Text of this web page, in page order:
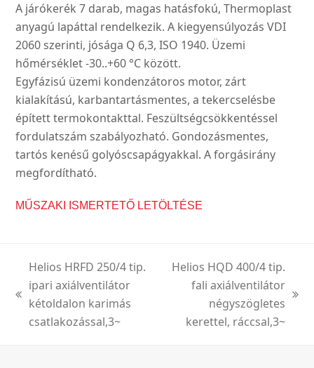
A járókerék 7 darab, magas hatásfokú, Thermoplast
anyagú lapáttal rendelkezik. A kiegyensúlyozás VDI
2060 szerinti, jósága Q 6,3, ISO 1940. Üzemi
hőmérséklet -30..+60 °C között.
Egyfázisú üzemi kondenzátoros motor, zárt
kialakítású, karbantartásmentes, a tekercselésbe
épített termokontakttal. Feszültségcsökkentéssel
fordulatszám szabályozható. Gondozásmentes,
tartós kenésű golyóscsapágyakkal. A forgásirány
megfordítható.
MŰSZAKI ISMERTETŐ LETÖLTÉSE
previous
post:
Helios HRFD 250/4 tip.
ipari axiálventilátor
kétoldalon karimás
csatlakozással,3~
post:
Helios HQD 400/4 tip.
fali axiálventilátor
négyszögletes
kerettel, ráccsal,3~